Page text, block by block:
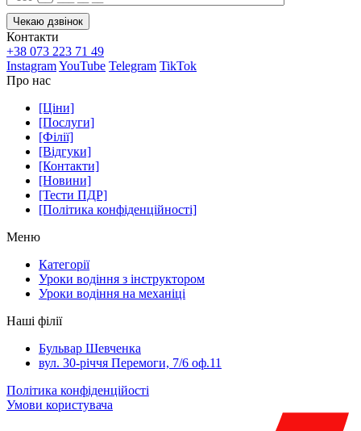
Контакти
+38 073 223 71 49
InstagramYouTube Telegram TikTok
Про нас
[Ціни]
[Послуги]
[Філії]
[Відгуки]
[Контакти]
[Новини]
[Тести ПДР]
[Політика конфіденційності]
Меню
Категорії
Уроки водіння з інструктором
Уроки водіння на механіці
Наші філії
Бульвар Шевченка
вул. 30-річчя Перемоги, 7/6 оф.11
Політика конфіденційості
Умови користувача